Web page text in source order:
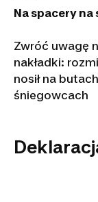
Na spacery
Zwróć uwagę
nakładki:
nosił na
śniegowcach